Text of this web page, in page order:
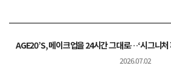
AGE20’S, 메이크업을 24시간 그대로…‘시그니처
2026.07.02